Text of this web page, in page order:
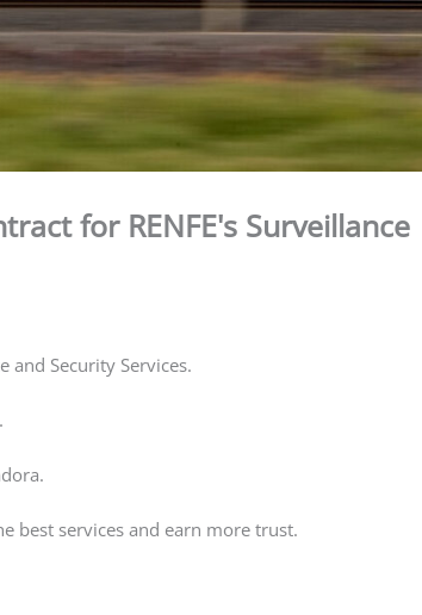
for RENFE's Surveillance
and Security Services.
best services and earn more trust.